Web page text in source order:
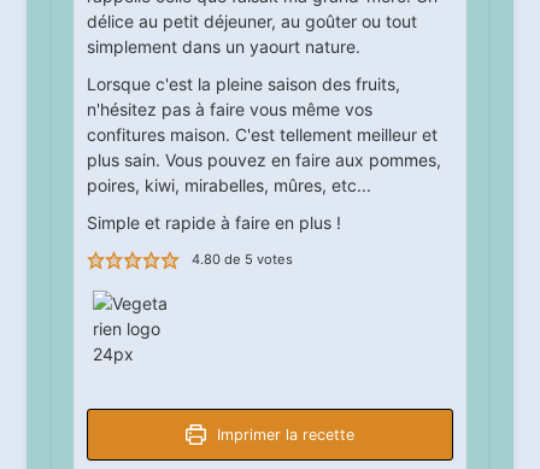
délice au petit déjeuner, au goûter ou tout
simplement dans un yaourt nature.
Lorsque c'est la pleine saison des fruits,
n'hésitez pas à faire vous même vos
confitures maison. C'est tellement meilleur et
plus sain. Vous pouvez en faire aux pommes,
poires, kiwi, mirabelles, mûres, etc...
Simple et rapide à faire en plus !
4.80de 5 votes
Imprimer la recette